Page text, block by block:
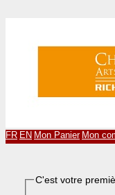
FR EN Mon Panier Mon
C'est votre